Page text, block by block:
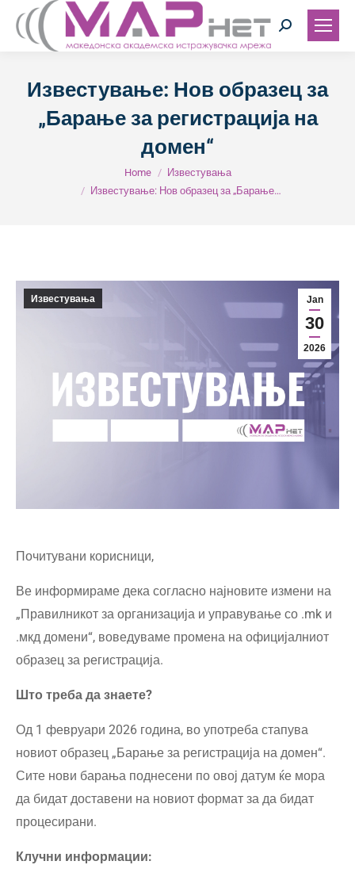
Search:
Известување: Нов образец за
„Барање за регистрација на
домен“
Home
Известувања
Известување: Нов образец за „Барање…
Jan
30
2026
Известувања
Почитувани корисници,
Ве информираме дека согласно најновите измени на
„Правилникот за организација и управување со .mk и
.мкд домени“, воведуваме промена на официјалниот
образец за регистрација.
Што треба да знаете?
Од 1 февруари 2026 година, во употреба стапува
новиот образец „Барање за регистрација на домен“.
Сите нови барања поднесени по овој датум ќе мора
да бидат доставени на новиот формат за да бидат
процесирани.
Клучни информации: